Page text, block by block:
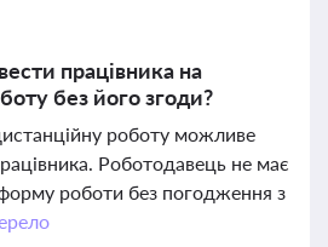
працівника на
без його згоди?
роботу можливе
Роботодавець не має
роботи без погодження з